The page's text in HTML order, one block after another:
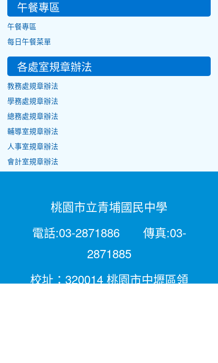
午餐專區
午餐專區
每日午餐菜單
各處室規章辦法
教務處規章辦法
學務處規章辦法
總務處規章辦法
輔導室規章辦法
人事室規章辦法
會計室規章辦法
桃園市立青埔國民中學
電話:03-2871886 傳真:03-
2871885
校址：320014 桃園市中壢區領